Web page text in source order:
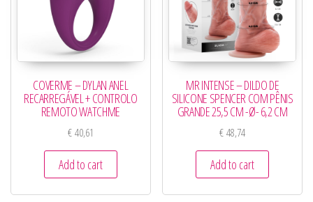
COVERME – DYLAN ANEL
RECARREGÁVEL + CONTROLO
REMOTO WATCHME
€40,61
Add to cart
MR INTENSE – DILDO DE
SILICONE SPENCER COM PÊNIS
GRANDE 25,5 CM -Ø- 6,2 CM
€48,74
Add to cart